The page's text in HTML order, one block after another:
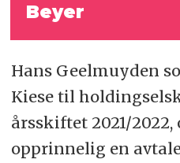
Beyer
Hans Geelmuyden
Kiese til
årsskiftet 2021/2022,
opprinnelig en